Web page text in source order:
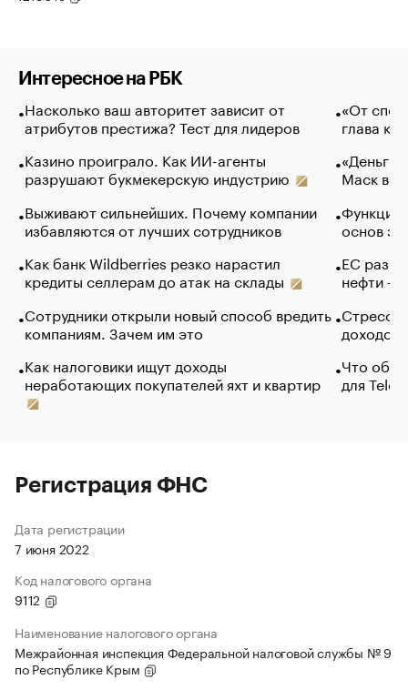
Интересное на РБК
Насколько ваш авторитет зависит от
атрибутов престижа? Тест для лидеров
Казино проиграло. Как ИИ-агенты
разрушают букмекерскую индустрию
Выживают сильнейших. Почему компании
избавляются от лучших сотрудников
Как банк Wildberries резко нарастил
кредиты селлерам до атак на склады
Сотрудники открыли новый способ вредить
компаниям. Зачем им это
Как налоговики ищут доходы
неработающих покупателей яхт и квартир
«От
глава
«Деньги
Маск в
Функции
основ
ЕС
нефти —
Стресс
доходов
Что
для
Регистрация ФНС
Дата регистрации
7 июня 2022
Код налогового органа
9112
Наименование налогового органа
Межрайонная инспекция Федеральной налоговой службы № 9
по Республике Крым